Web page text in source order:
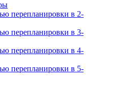
перепланировки в 2-
перепланировки в 3-
перепланировки в 4-
перепланировки в 5-